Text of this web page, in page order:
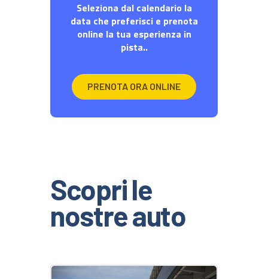
Seleziona dal calendario la
data che preferisci e prenota
online la tua esperienza in
pista..
PRENOTA ORA ONLINE
Scopri le
nostre auto